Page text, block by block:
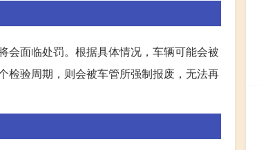
会面临处罚。根据具体情况，车辆可能会被
检验周期，则会被车管所强制报废，无法再